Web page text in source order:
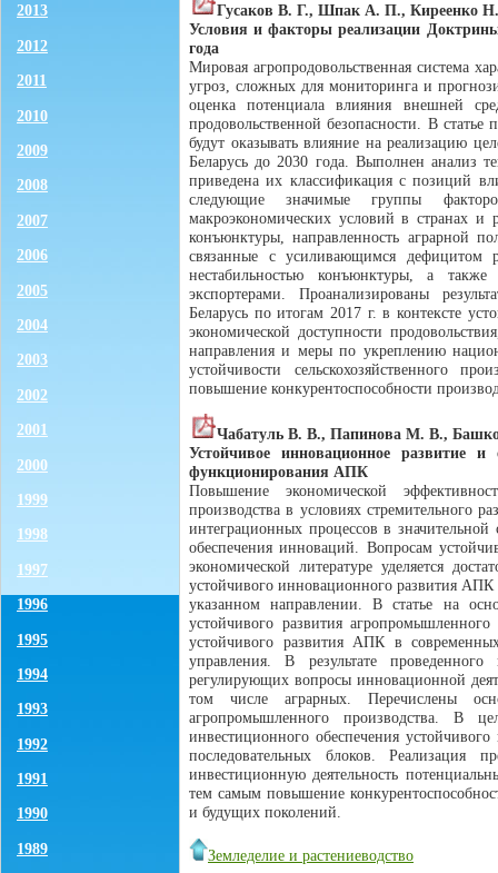
2013
2012
2011
2010
2009
2008
2007
2006
2005
2004
2003
2002
2001
2000
1999
1998
1997
1996
1995
1994
1993
1992
1991
1990
1989
Гусаков В. Г., Шпак А. П., Киреенко
Условия и факторы реализации Доктрины
года
Мировая агропродовольственная система
угроз, сложных для мониторинга и
оценка потенциала влияния внешней
продовольственной безопасности. В статье
будут оказывать влияние на реализацию
Беларусь до 2030 года. Выполнен анализ
приведена их классификация с позиций
следующие значимые группы
макроэкономических условий в странах и
конъюнктуры, направленность аграрной
связанные с усиливающимся дефицитом
нестабильностью конъюнктуры, а
экспортерами. Проанализированы
Беларусь по итогам 2017 г. в контексте
экономической доступности
направления и меры по укреплению
устойчивости сельскохозяйственного
повышение конкурентоспособности
Чабатуль В. В., Папинова М. В.,
Устойчивое инновационное развитие
функционирования АПК
Повышение экономической
производства в условиях стремительного
интеграционных процессов в значительной
обеспечения инноваций. Вопросам
экономической литературе уделяется
устойчивого инновационного развития
указанном направлении. В статье на
устойчивого развития
устойчивого развития АПК в
управления. В результате
регулирующих вопросы инновационной
том числе аграрных. Перечислены
агропромышленного производства. В
инвестиционного обеспечения
последовательных блоков. Реализация
инвестиционную деятельность
тем самым повышение
и будущих поколений.
Земледелие и растениеводство